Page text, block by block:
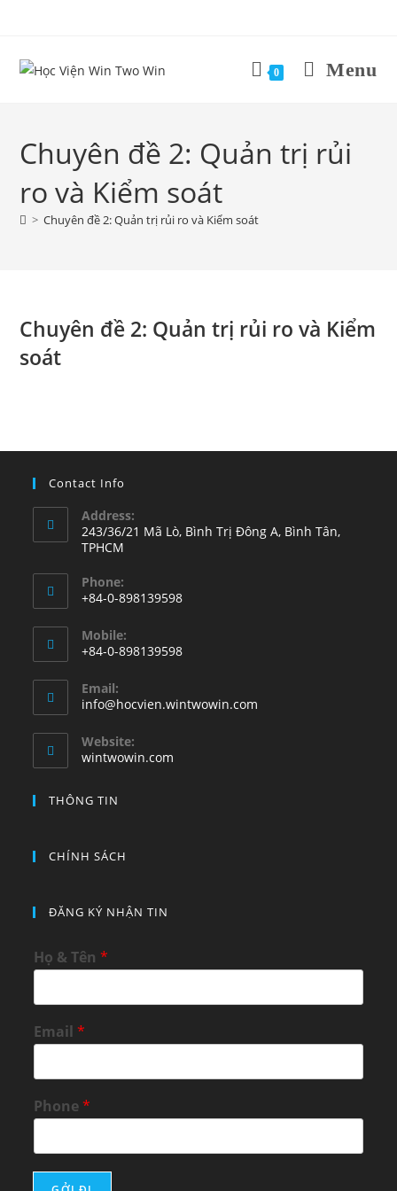
0 Menu
Chuyên đề 2: Quản trị rủi
ro và Kiểm soát
> Chuyên đề 2: Quản trị rủi ro và Kiểm soát
Chuyên đề 2: Quản trị rủi ro và Kiểm
soát
Contact Info
Address:
243/36/21 Mã Lò, Bình Trị Đông A, Bình Tân,
TPHCM
Phone:
+84-0-898139598
in
your
application
Mobile:
+84-0-898139598
in
your
application
Email:
info@hocvien.wintwowin.com
Website:
wintwowin.com
THÔNG TIN
CHÍNH SÁCH
ĐĂNG KÝ NHẬN TIN
Họ & Tên*
Email*
Phone*